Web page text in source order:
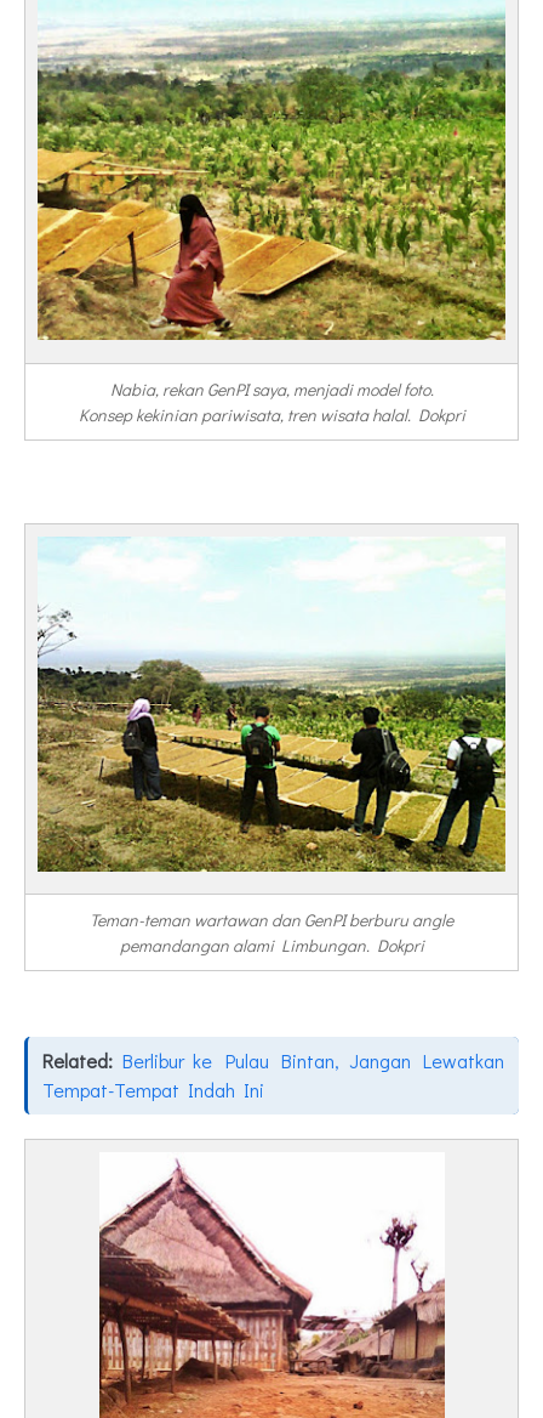
Nabia, rekan GenPI saya, menjadi model foto.
Konsep kekinian pariwisata, tren wisata halal. Dokpri
Teman-teman wartawan dan GenPI berburu angle
pemandangan alami Limbungan. Dokpri
Related: Berlibur ke Pulau Bintan, Jangan Lewatkan
Tempat-Tempat Indah Ini